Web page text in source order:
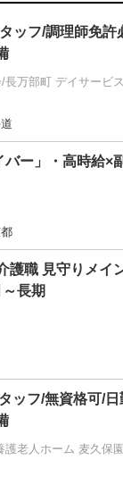
ッフ/調理師免許
万部町 デイサービ
バー」・高時給×
護職 見守りメイ
長期
ッフ/無資格可/
護老人ホーム 麦久保園